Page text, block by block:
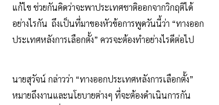
แก้ไข ช่วยกันคิดว่าจะพาประเทศชาติออกจากวิกฤติได้
อย่างไรกัน ถึงเป็นที่มาของหัวข้อการพูดวันนี้ว่า “ทางออก
ประเทศหลังการเลือกตั้ง” ควรจะต้องทำอย่างไรดีต่อไป
นายสุวัจน์ กล่าวว่า “ทางออกประเทศหลังการเลือกตั้ง”
หมายถึงงานและนโยบายต่างๆ ที่จะต้องดำเนินการกัน